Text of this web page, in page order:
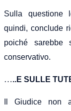
Sulla questione
quindi, conclude
poiché sarebbe
conservativo.
…..E SULLE
Il Giudice non